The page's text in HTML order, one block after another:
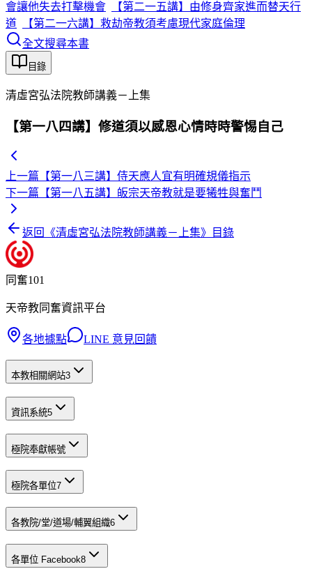
會讓他失去打擊機會
【第二一五講】由修身齊家進而替天行
道
【第二一六講】救劫帝教須考慮現代家庭倫理
全文搜尋本書
目錄
清虛宮弘法院教師講義－上集
【第一八四講】修道須以感恩心情時時警惕自己
上一篇 【第一八三講】侍天應人宜有明確規儀指示
下一篇 【第一八五講】皈宗天帝教就是要犧牲與奮鬥
返回《清虛宮弘法院教師講義－上集》目錄
同奮101
天帝教同奮資訊平台
各地據點 LINE 意見回饋
本教相關網站3
資訊系統5
極院奉獻帳號
極院各單位7
各教院/堂/道場/輔翼組織6
各單位 Facebook8